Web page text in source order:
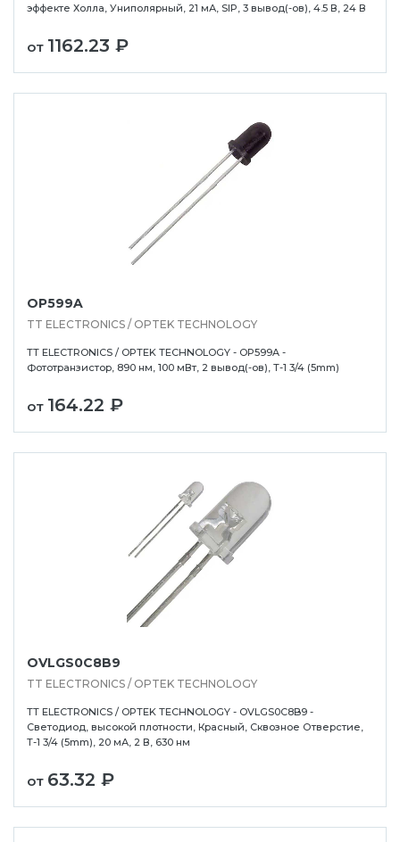
эффекте Холла, Униполярный, 21 мА, SIP, 3 вывод(-ов), 4.5 В, 24 В
от 1162.23 ₽
OP599A
TT ELECTRONICS / OPTEK TECHNOLOGY
TT ELECTRONICS / OPTEK TECHNOLOGY - OP599A -
Фототранзистор, 890 нм, 100 мВт, 2 вывод(-ов), T-1 3/4 (5mm)
от 164.22 ₽
OVLGS0C8B9
TT ELECTRONICS / OPTEK TECHNOLOGY
TT ELECTRONICS / OPTEK TECHNOLOGY - OVLGS0C8B9 -
Светодиод, высокой плотности, Красный, Сквозное Отверстие,
T-1 3/4 (5mm), 20 мА, 2 В, 630 нм
от 63.32 ₽